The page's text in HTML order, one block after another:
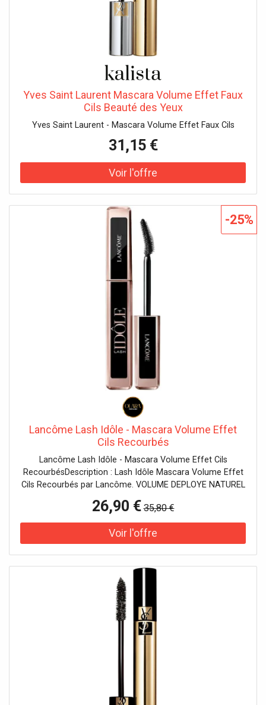
Yves Saint Laurent Mascara Volume Effet Faux
Cils Beauté des Yeux
Yves Saint Laurent - Mascara Volume Effet Faux Cils
31,15 €
Lancôme Lash Idôle - Mascara Volume Effet
Cils Recourbés
Lancôme Lash Idôle - Mascara Volume Effet Cils
RecourbésDescription : Lash Idôle Mascara Volume Effet
Cils Recourbés par Lancôme. VOLUME DEPLOYE NATUREL
premier coup d'œil ! Conçu pour les femmes qui veulent
marquer les esprits, Lash Idôle est le nouveau mascara
volume de Lancôme qui offre une application zéro
défaut, pour un volume déployé instantanément, des cils
FORMULE A LA TEXTURE ULTRA LEGERE Le mascara
volume Lash Idôle est formulé avec une texture gel
émulsion qui facilite son application. Les cils sont définis
jusqu'à la pointe pour un effet volume déployé. Infusé en
extrait de thé blanc, ce mascara volume contient aussi
moins de cire. Il apporte une sensation de confort pour
naturel. UNE NOUVELLE GENERATION DE BROSSE GALBEE
Sa brosse dotée de 360 micro-picots habille les cils un à
un pour une application zéro défaut dès le premier
passage. Cette brosse galbée en forme d'arc s'adapte
26,90 € 35,80 €
-25%